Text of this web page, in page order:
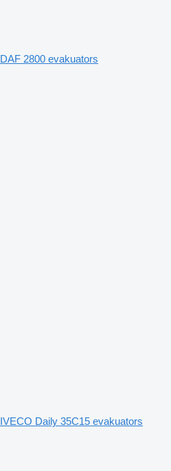
DAF 2800 evakuators
IVECO Daily 35C15 evakuators